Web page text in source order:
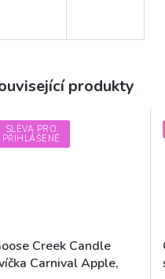
produkty
SLEVA PRO
PŘIHLÁŠENÉ
Creek Candle
Carnival Apple,